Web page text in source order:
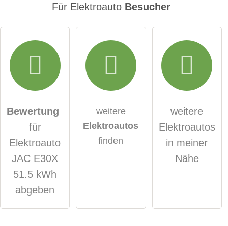
Hiermit akzeptiere ich die
Datenschutzerklärunghabe ich zur Kenntnis
genommen.
öffentliche Frage stellen Abbrechen
Hinweis: Bitte beachten Sie, öffentliche Fragen sindfür alle
Klicken Sie hier um eine
Elektroauto-Eintrag zu stellen
Für Elektroauto Besucher
Bewertung
für
Elektroauto
JAC E30X
51.5 kWh
abgeben
weitere
Elektroautos
finden
weitere
Elektroautos
in meiner
Nähe